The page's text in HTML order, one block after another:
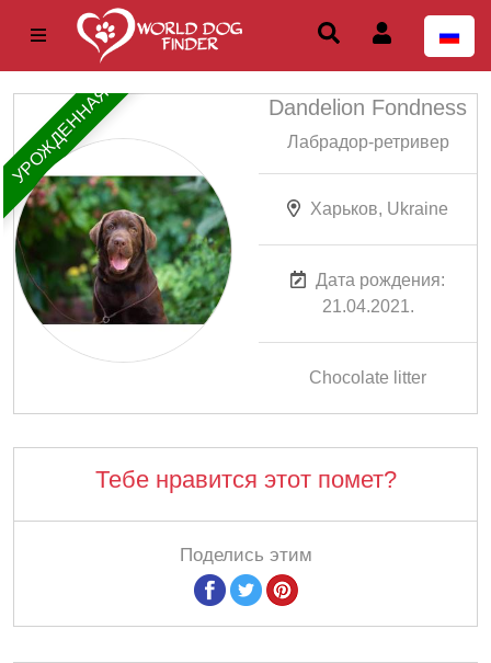
УРОЖДЕННАЯ Dandelion Fondness
Лабрадор-ретривер
Харьков, Ukraine
Дата рождения:
21.04.2021.
Chocolate litter
Тебе нравится этот помет?
Поделись этим